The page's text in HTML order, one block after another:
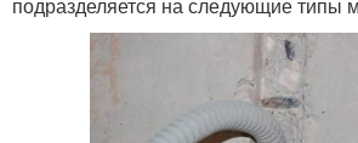
подразделяется на следующие типы